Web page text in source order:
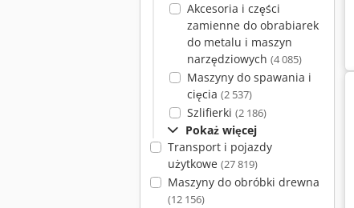
Akcesoria i części
zamienne do obrabiarek
do metalu i maszyn
narzędziowych (4 085)
Maszyny do spawania i
cięcia (2 537)
Szlifierki (2 186)
Pokaż więcej
Transport i pojazdy
użytkowe (27 819)
Maszyny do obróbki drewna
(12 156)